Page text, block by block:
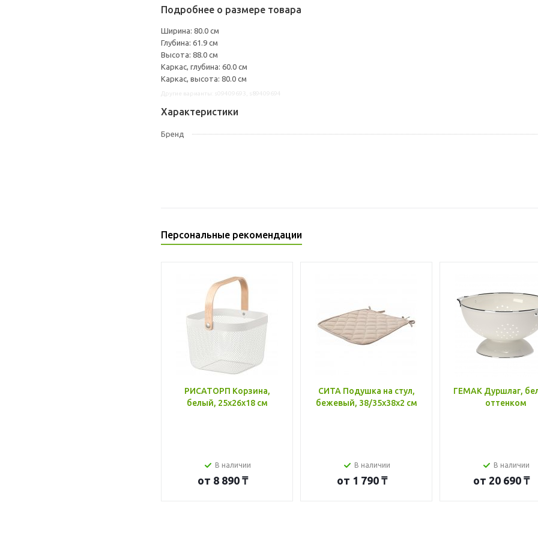
Подробнее о размере товара
Ширина: 80.0 см
Глубина: 61.9 см
Высота: 88.0 см
Каркас, глубина: 60.0 см
Каркас, высота: 80.0 см
Характеристики
Бренд
Персональные рекомендации
РИСАТОРП Корзина,
белый, 25x26x18 см
В наличии
от 8 890 ₸
СИТА Подушка на стул,
бежевый, 38/35x38x2 см
В наличии
от 1 790 ₸
ГЕМАК Дуршлаг,
оттенком
В наличии
от 20 690 ₸